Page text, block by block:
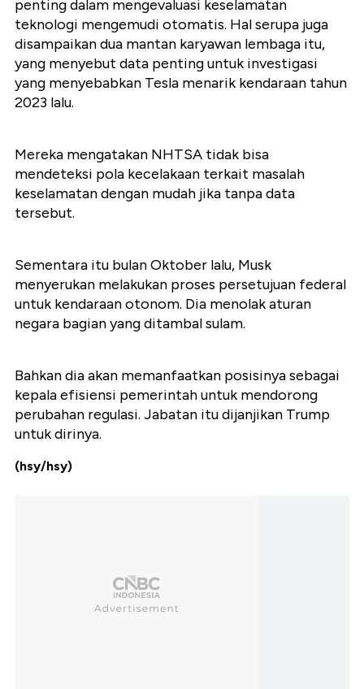
penting dalam mengevaluasi keselamatan
teknologi mengemudi otomatis. Hal serupa juga
disampaikan dua mantan karyawan lembaga itu,
yang menyebut data penting untuk investigasi
yang menyebabkan Tesla menarik kendaraan tahun
2023 lalu.
Mereka mengatakan NHTSA tidak bisa
mendeteksi pola kecelakaan terkait masalah
keselamatan dengan mudah jika tanpa data
tersebut.
Sementara itu bulan Oktober lalu, Musk
menyerukan melakukan proses persetujuan federal
untuk kendaraan otonom. Dia menolak aturan
negara bagian yang ditambal sulam.
Bahkan dia akan memanfaatkan posisinya sebagai
kepala efisiensi pemerintah untuk mendorong
perubahan regulasi. Jabatan itu dijanjikan Trump
untuk dirinya.
(hsy/hsy)